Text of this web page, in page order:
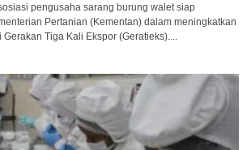
pengusaha sarang burung walet siap
Pertanian (Kementan) dalam meningkatkan
Tiga Kali Ekspor (Geratieks)....